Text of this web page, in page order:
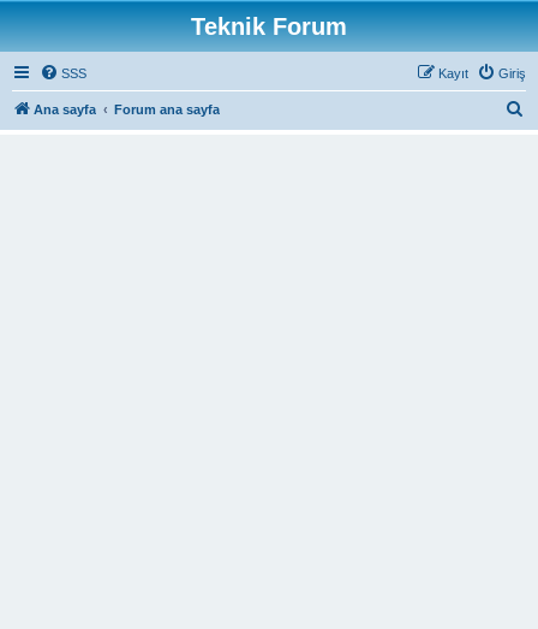
Teknik Forum
SSS Giriş
Kayıt
Ana sayfa Forum ana sayfa